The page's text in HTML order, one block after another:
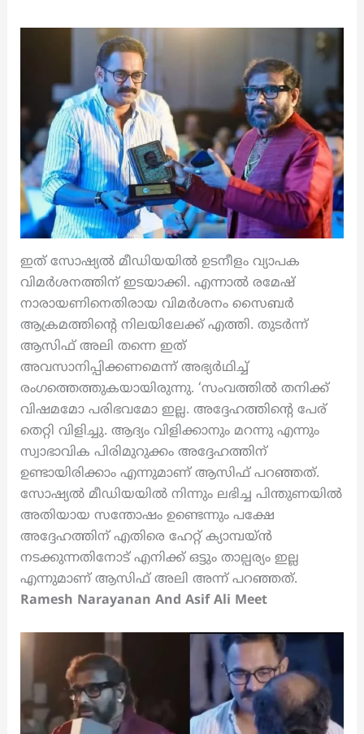
ഇത് സോഷ്യല്‍ മീഡിയയില്‍ ഉടനീളം വ്യാപക
വിമര്‍ശനത്തിന് ഇടയാക്കി. എന്നാല്‍ രമേഷ്
നാരായണിനെതിരായ വിമര്‍ശനം സൈബര്‍
ആക്രമത്തിന്‍റെ നിലയിലേക്ക് എത്തി. തുടർന്ന്
ആസിഫ് അലി തന്നെ ഇത്
അവസാനിപ്പിക്കണമെന്ന് അഭ്യര്‍ഥിച്ച്
രംഗത്തെത്തുകയായിരുന്നു. ‘സംവത്തിൽ തനിക്ക്
വിഷമമോ പരിഭവമോ ഇല്ല. അദ്ദേഹത്തിന്‍റെ പേര്
തെറ്റി വിളിച്ചു. ആദ്യം വിളിക്കാനും മറന്നു എന്നും
സ്വാഭാവിക പിരിമുറുക്കം അദ്ദേഹത്തിന്
ഉണ്ടായിരിക്കാം എന്നുമാണ് ആസിഫ് പറഞ്ഞത്.
സോഷ്യല്‍ മീഡിയയില്‍ നിന്നും ലഭിച്ച പിന്തുണയില്‍
അതിയായ സന്തോഷം ഉണ്ടെന്നും പക്ഷേ
അദ്ദേഹത്തിന് എതിരെ ഹേറ്റ് ക്യാമ്പയ്ന്‍
നടക്കുന്നതിനോട് എനിക്ക് ഒട്ടും താല്പര്യം ഇല്ല
എന്നുമാണ് ആസിഫ് അലി അന്ന് പറഞ്ഞത്.
Ramesh Narayanan And Asif Ali Meet